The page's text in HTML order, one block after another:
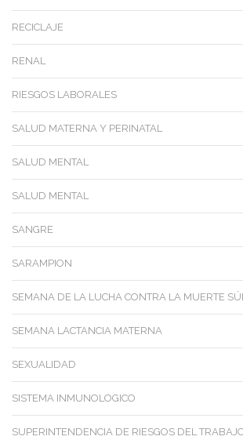
RECICLAJE
RENAL
RIESGOS LABORALES
SALUD MATERNA Y PERINATAL
SALUD MENTAL
SALUD MENTAL
SANGRE
SARAMPION
SEMANA DE LA LUCHA CONTRA LA MUERTE
SEMANA LACTANCIA MATERNA
SEXUALIDAD
SISTEMA INMUNOLOGICO
SUPERINTENDENCIA DE RIESGOS DEL